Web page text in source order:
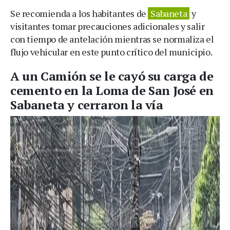
Se recomienda a los habitantes de Sabaneta y
visitantes tomar precauciones adicionales y salir
con tiempo de antelación mientras se normaliza el
flujo vehicular en este punto crítico del municipio.
A un Camión se le cayó su carga de
cemento en la Loma de San José en
Sabaneta y cerraron la vía